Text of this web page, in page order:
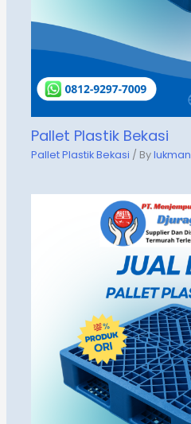
Pallet Plastik Bekasi
Pallet Plastik Bekasi / Bylukman